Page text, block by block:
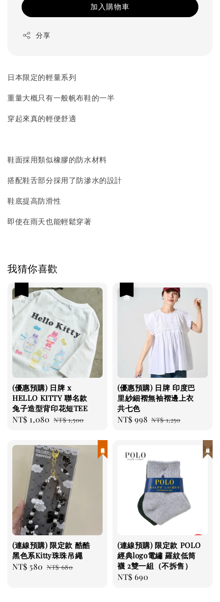
加入購物車
分享
日本限定的輕量系列
重量大概只有一般帆布鞋的一半
穿起來真的輕便舒適
鞋面採用類似橡膠的防水材料
搭配鞋舌部分採用了防滲水的設計
鞋底提高防滑性
即使在雨天也能輕鬆穿著
我猜你喜歡
(優惠預購) 日牌 x
HELLO KITTY 聯名款
兔子造型背印花短TEE
Sale
NT$ 1,080 Regular
NT$ 1,500
(優惠預購) 日牌 印度巴
里紗細褶無袖褶邊上衣
共七色
Sale
NT$ 998 Regular
NT$ 1,250
(連線預購) 限定款 酷酷
黑色系Kitty珠珠吊繩
Sale
NT$ 580 Regular
NT$ 680
(連線預購) 限定款 POLO
經典logo電繡 羅紋低筒
襪 2雙一組（不拆售）
Regular
NT$ 690